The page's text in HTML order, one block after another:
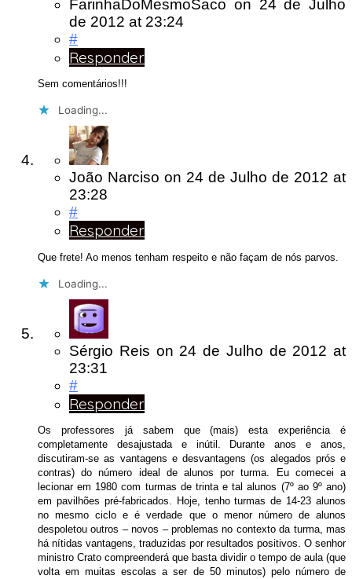
FarinhaDoMesmoSaco on 24 de Julho
de 2012 at 23:24
#
Responder
Sem comentários!!!
Loading...
João Narciso on 24 de Julho de 2012 at
23:28
#
Responder
Que frete! Ao menos tenham respeito e não façam de nós parvos.
Loading...
Sérgio Reis on 24 de Julho de 2012 at
23:31
#
Responder
Os professores já sabem que (mais) esta experiência é
completamente desajustada e inútil. Durante anos e anos,
discutiram-se as vantagens e desvantagens (os alegados prós e
contras) do número ideal de alunos por turma. Eu comecei a
lecionar em 1980 com turmas de trinta e tal alunos (7º ao 9º ano)
em pavilhões pré-fabricados. Hoje, tenho turmas de 14-23 alunos
no mesmo ciclo e é verdade que o menor número de alunos
despoletou outros – novos – problemas no contexto da turma, mas
há nítidas vantagens, traduzidas por resultados positivos. O senhor
ministro Crato compreenderá que basta dividir o tempo de aula (que
volta em muitas escolas a ser de 50 minutos) pelo número de